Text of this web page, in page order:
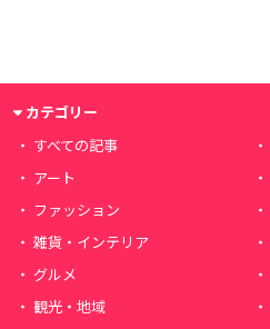
カテゴリー
すべての記事
アート
ファッション
雑貨・インテリア
グルメ
観光・地域